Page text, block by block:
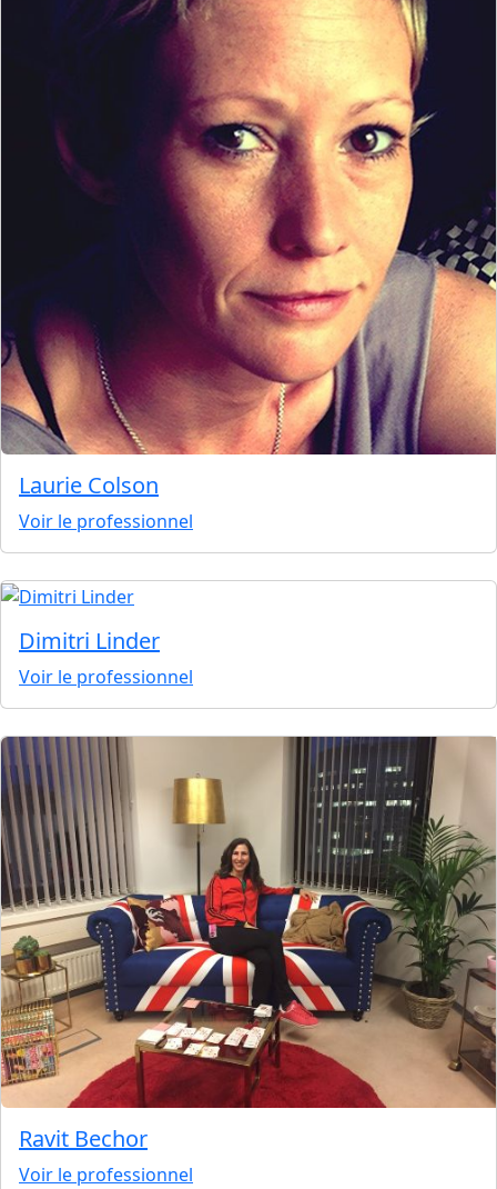
Laurie Colson
Voir le professionnel
Dimitri Linder
Voir le professionnel
Ravit Bechor
Voir le professionnel